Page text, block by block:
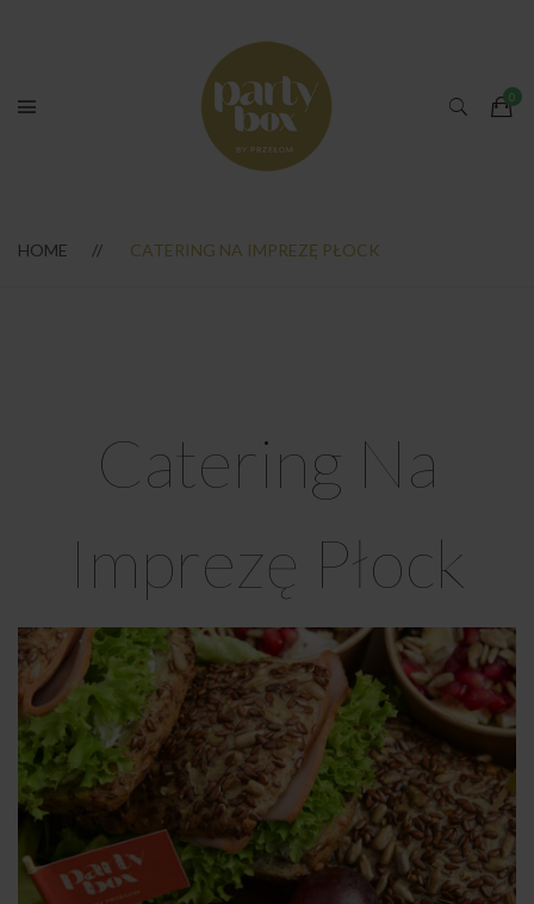
HOME CATERING NA IMPREZĘ PŁOCK
Catering Na
Imprezę Płock